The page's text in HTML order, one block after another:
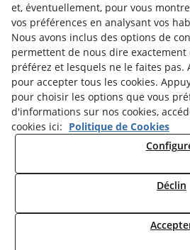
Politique de Cookies
Politique de
et, éventuellement, pour vous
vos préférences en analysant vos
Nous avons inclus des options de
permettent de nous dire exactement
préférez et lesquels ne le faites pas.
pour accepter tous les cookies.
pour choisir les options que vous
d'informations sur nos cookies,
cookies ici: Politique de Cookies
Déclin